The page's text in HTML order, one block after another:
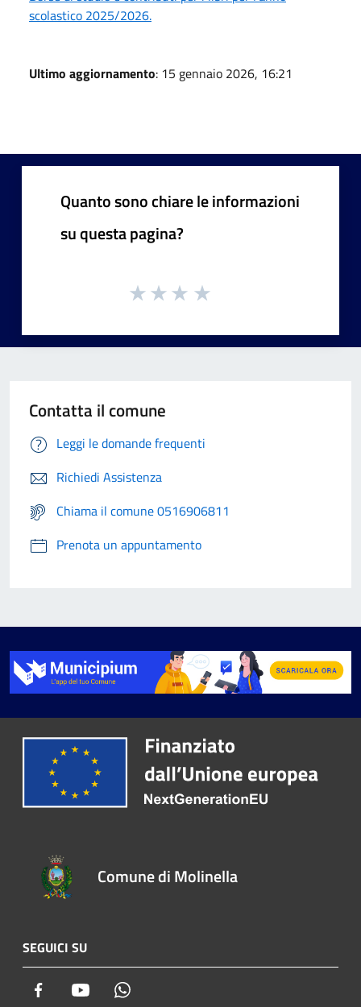
scolastico 2025/2026.
Ultimo aggiornamento: 15 gennaio 2026, 16:21
Quanto sono chiare le informazioni
su questa pagina?
Contatta il comune
Leggi le domande frequenti
Richiedi Assistenza
Chiama il comune 0516906811
Prenota un appuntamento
Comune di Molinella
SEGUICI SU
Facebook Youtube